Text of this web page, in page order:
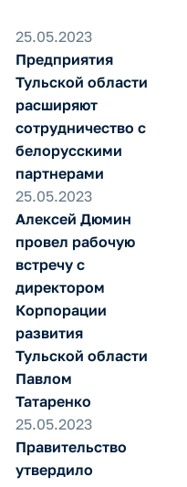
25.05.2023
Предприятия
Тульской области
расширяют
сотрудничество с
белорусскими
партнерами
25.05.2023
Алексей Дюмин
провел рабочую
встречу с
директором
Корпорации
развития
Тульской области
Павлом
Татаренко
25.05.2023
Правительство
утвердило